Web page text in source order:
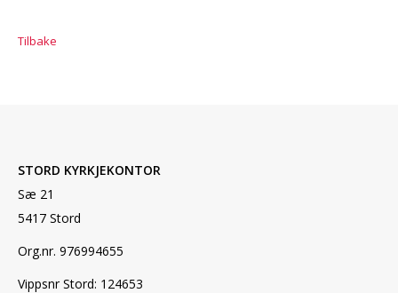
KONTAKT OSS
Tilbake
STORD KYRKJEKONTOR
Sæ 21
5417 Stord
Org.nr. 976994655
Vippsnr Stord: 124653